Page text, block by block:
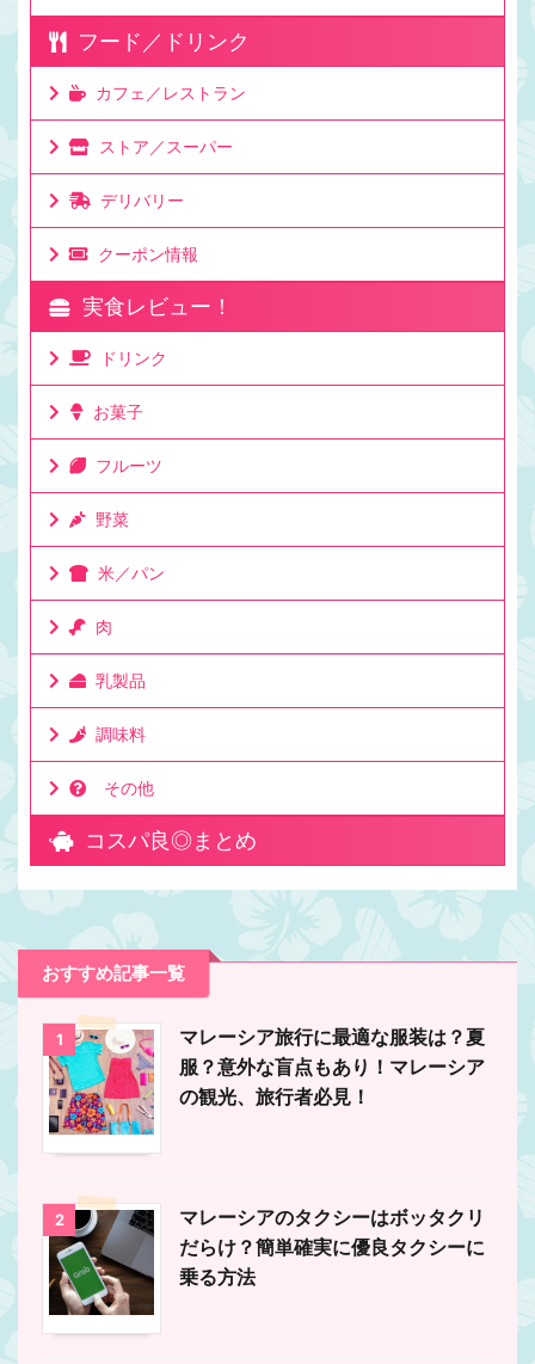
フード／ドリンク
カフェ／レストラン
ストア／スーパー
デリバリー
クーポン情報
実食レビュー！
ドリンク
お菓子
フルーツ
野菜
米／パン
肉
乳製品
調味料
その他
コスパ良◎まとめ
おすすめ記事一覧
1
マレーシア旅行に最適な服装は？夏
服？意外な盲点もあり！マレーシア
の観光、旅行者必見！
2
マレーシアのタクシーはボッタクリ
だらけ？簡単確実に優良タクシーに
乗る方法